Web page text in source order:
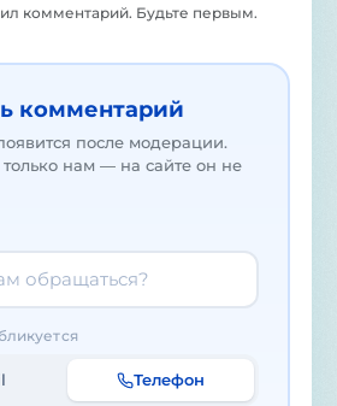
комментарий. Будьте первым.
комментарий
после модерации.
нам — на сайте он не
Телефон